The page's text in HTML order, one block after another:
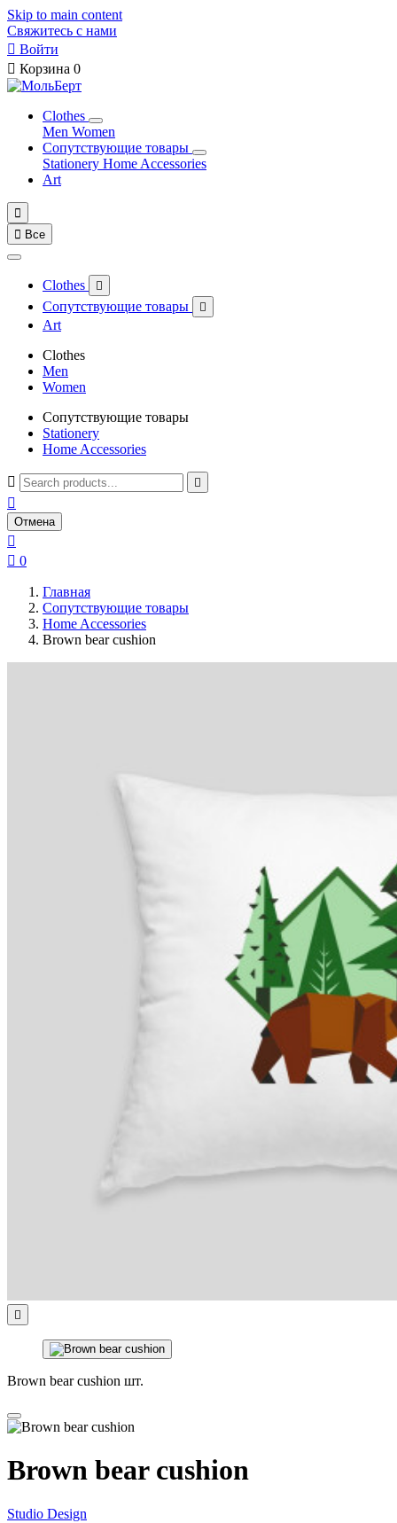
Skip to main content
Свяжитесь с нами
 Войти
 Корзина 0
Clothes
Men Women
Сопутствующие товары
Stationery Home Accessories
Art

 Все
Clothes 
Сопутствующие товары 
Art
Clothes
Men
Women
Сопутствующие товары
Stationery
Home Accessories
 

Отмена

 0
Главная
Сопутствующие товары
Home Accessories
Brown bear cushion

Brown bear cushion шт.
Brown bear cushion
Studio Design